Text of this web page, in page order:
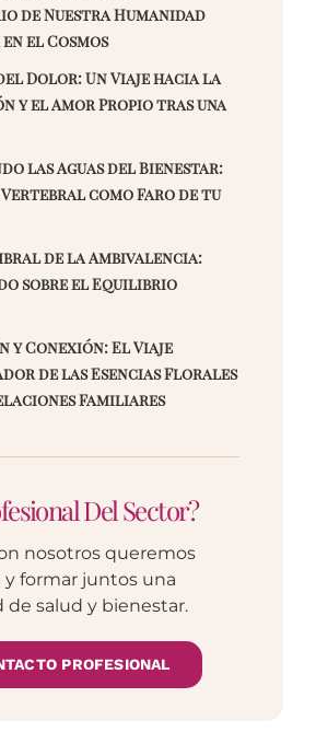
de Nuestra Humanidad
el Cosmos
Dolor: Un Viaje hacia la
y el Amor Propio tras una
las Aguas del Bienestar:
Vertebral como Faro de tu
de la Ambivalencia:
sobre el Equilibrio
y Conexión: El Viaje
de las Esencias Florales
Familiares
Del Sector?
nosotros queremos
formar juntos una
salud y bienestar.
PROFESIONAL